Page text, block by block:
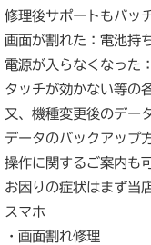
修理後サポートもバッ
画面が割れた：電池持
電源が入らなくなった
タッチが効かない等の
又、機種変更後のデー
データのバックアップ
操作に関するご案内も
お困りの症状はまず当
スマホ
・画面割れ修理